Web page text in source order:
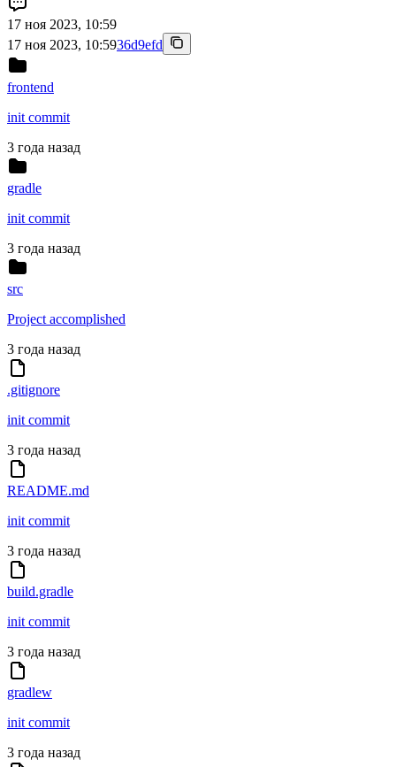
17 ноя 2023, 10:59
17 ноя 2023, 10:5936d9efd
frontend
init commit
3 года назад
gradle
init commit
3 года назад
src
Project accomplished
3 года назад
.gitignore
init commit
3 года назад
README.md
init commit
3 года назад
build.gradle
init commit
3 года назад
gradlew
init commit
3 года назад